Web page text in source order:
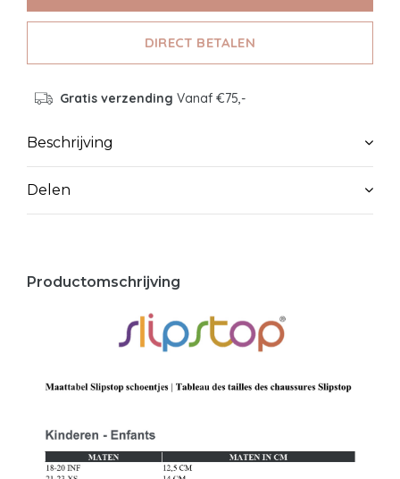
DIRECT BETALEN
Gratis verzending Vanaf €75,-
Beschrijving
Delen
Productomschrijving